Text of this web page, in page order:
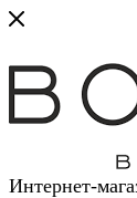
Интернет-